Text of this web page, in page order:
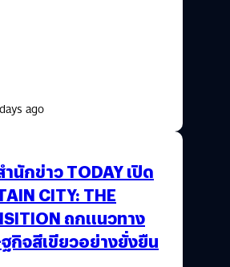
ago
นักข่าว TODAY เปิด
CITY: THE
ถกแนวทาง
กิจสีเขียวอย่างยั่งยืน